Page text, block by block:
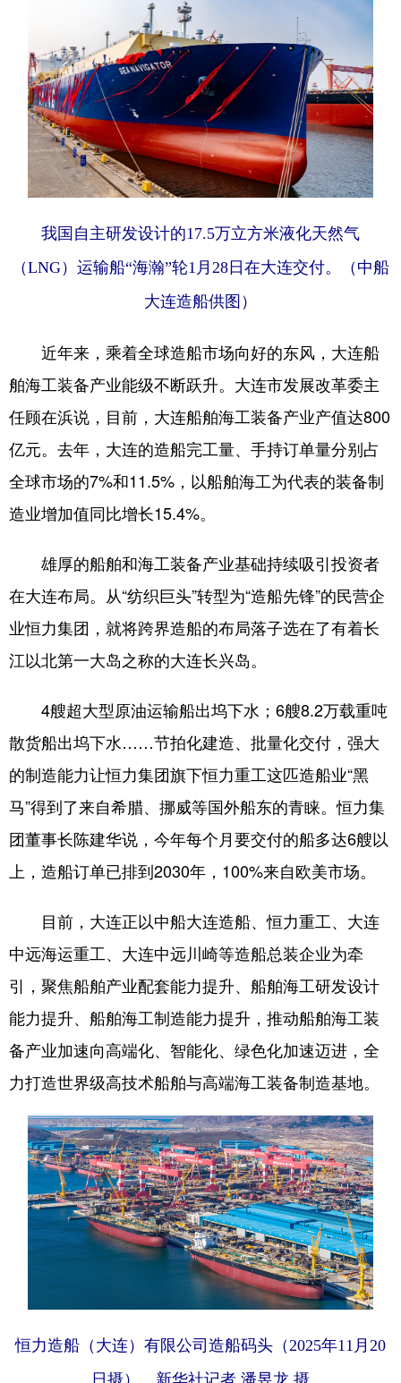
我国自主研发设计的17.5万立方米液化天然气
（LNG）运输船“海瀚”轮1月28日在大连交付。（中船
大连造船供图）
近年来，乘着全球造船市场向好的东风，大连船
舶海工装备产业能级不断跃升。大连市发展改革委主
任顾在浜说，目前，大连船舶海工装备产业产值达800
亿元。去年，大连的造船完工量、手持订单量分别占
全球市场的7%和11.5%，以船舶海工为代表的装备制
造业增加值同比增长15.4%。
雄厚的船舶和海工装备产业基础持续吸引投资者
在大连布局。从“纺织巨头”转型为“造船先锋”的民营企
业恒力集团，就将跨界造船的布局落子选在了有着长
江以北第一大岛之称的大连长兴岛。
4艘超大型原油运输船出坞下水；6艘8.2万载重吨
散货船出坞下水……节拍化建造、批量化交付，强大
的制造能力让恒力集团旗下恒力重工这匹造船业“黑
马”得到了来自希腊、挪威等国外船东的青睐。恒力集
团董事长陈建华说，今年每个月要交付的船多达6艘以
上，造船订单已排到2030年，100%来自欧美市场。
目前，大连正以中船大连造船、恒力重工、大连
中远海运重工、大连中远川崎等造船总装企业为牵
引，聚焦船舶产业配套能力提升、船舶海工研发设计
能力提升、船舶海工制造能力提升，推动船舶海工装
备产业加速向高端化、智能化、绿色化加速迈进，全
力打造世界级高技术船舶与高端海工装备制造基地。
恒力造船（大连）有限公司造船码头（2025年11月20